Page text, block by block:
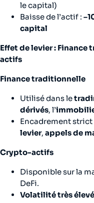
le capital)
Baisse de l’actif :
capital
Effet de levier :
actifs
Finance traditionnelle
Utilisé dans le
dérivés, l’
Encadrement strict
levier, appels de
Crypto-actifs
Disponible sur la
DeFi.
Volatilité très